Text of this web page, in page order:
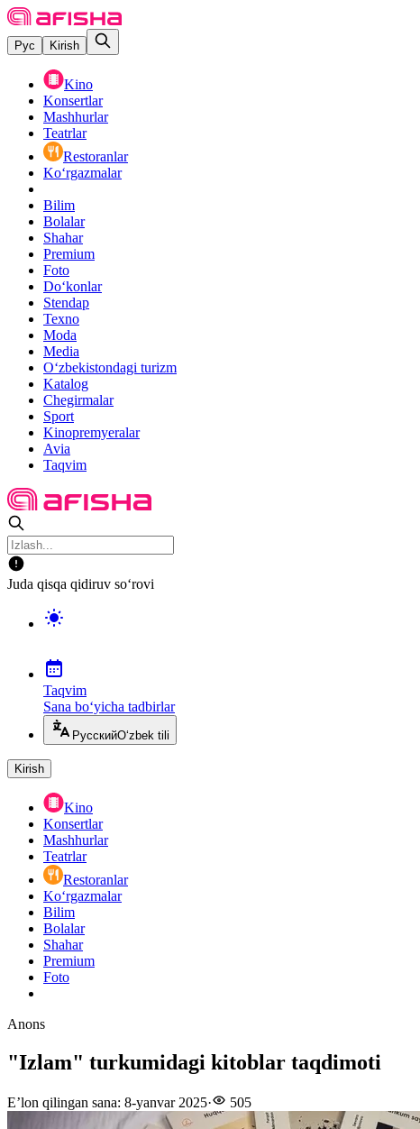
Рус Kirish
Kino
Konsertlar
Mashhurlar
Teatrlar
Restoranlar
Ko‘rgazmalar
Bilim
Bolalar
Shahar
Premium
Foto
Do‘konlar
Stendap
Texno
Moda
Media
O‘zbekistondagi turizm
Katalog
Chegirmalar
Sport
Kinopremyeralar
Avia
Taqvim
Juda qisqa qidiruv so‘rovi
Taqvim
Sana bo‘yicha tadbirlar
РусскийO‘zbek tili
Kirish
Kino
Konsertlar
Mashhurlar
Teatrlar
Restoranlar
Ko‘rgazmalar
Bilim
Bolalar
Shahar
Premium
Foto
Anons
"Izlam" turkumidagi kitoblar taqdimoti
E’lon qilingan sana: 8-yanvar 2025· 505